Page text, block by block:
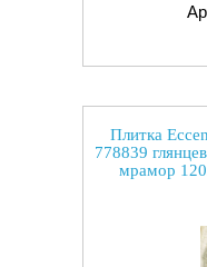
Плитка
778839
мрамор